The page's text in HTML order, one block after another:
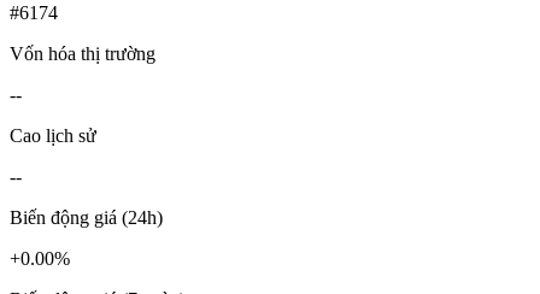
#6174
Vốn hóa thị trường
--
Cao lịch sử
--
Biến động giá (24h)
+0.00%